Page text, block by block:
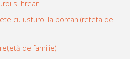
si hrean
cu usturoi la borcan (reteta de
de familie)